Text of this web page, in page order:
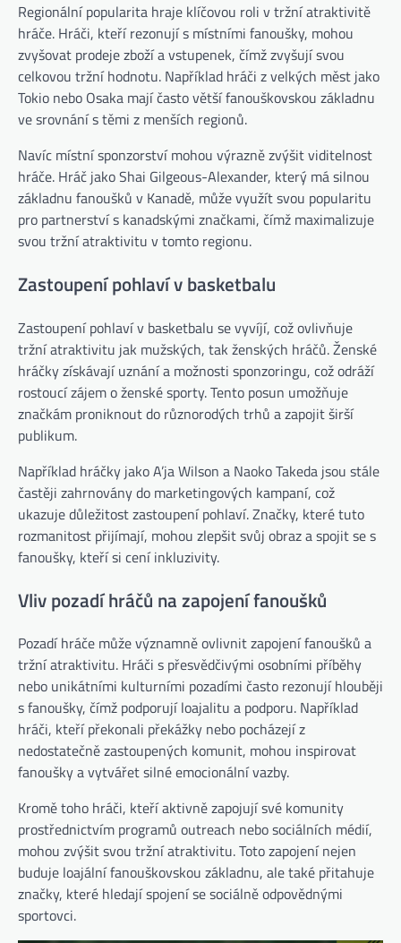
Regionální popularita hraje klíčovou roli v tržní atraktivitě
hráče. Hráči, kteří rezonují s místními fanoušky, mohou
zvyšovat prodeje zboží a vstupenek, čímž zvyšují svou
celkovou tržní hodnotu. Například hráči z velkých měst jako
Tokio nebo Osaka mají často větší fanouškovskou základnu
ve srovnání s těmi z menších regionů.
Navíc místní sponzorství mohou výrazně zvýšit viditelnost
hráče. Hráč jako Shai Gilgeous-Alexander, který má silnou
základnu fanoušků v Kanadě, může využít svou popularitu
pro partnerství s kanadskými značkami, čímž maximalizuje
svou tržní atraktivitu v tomto regionu.
Zastoupení pohlaví v basketbalu
Zastoupení pohlaví v basketbalu se vyvíjí, což ovlivňuje
tržní atraktivitu jak mužských, tak ženských hráčů. Ženské
hráčky získávají uznání a možnosti sponzoringu, což odráží
rostoucí zájem o ženské sporty. Tento posun umožňuje
značkám proniknout do různorodých trhů a zapojit širší
publikum.
Například hráčky jako A’ja Wilson a Naoko Takeda jsou stále
častěji zahrnovány do marketingových kampaní, což
ukazuje důležitost zastoupení pohlaví. Značky, které tuto
rozmanitost přijímají, mohou zlepšit svůj obraz a spojit se s
fanoušky, kteří si cení inkluzivity.
Vliv pozadí hráčů na zapojení fanoušků
Pozadí hráče může významně ovlivnit zapojení fanoušků a
tržní atraktivitu. Hráči s přesvědčivými osobními příběhy
nebo unikátními kulturními pozadími často rezonují hlouběji
s fanoušky, čímž podporují loajalitu a podporu. Například
hráči, kteří překonali překážky nebo pocházejí z
nedostatečně zastoupených komunit, mohou inspirovat
fanoušky a vytvářet silné emocionální vazby.
Kromě toho hráči, kteří aktivně zapojují své komunity
prostřednictvím programů outreach nebo sociálních médií,
mohou zvýšit svou tržní atraktivitu. Toto zapojení nejen
buduje loajální fanouškovskou základnu, ale také přitahuje
značky, které hledají spojení se sociálně odpovědnými
sportovci.